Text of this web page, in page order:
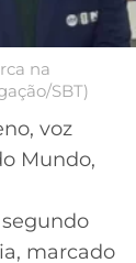
na
SBT)
voz
Mundo,
marcado